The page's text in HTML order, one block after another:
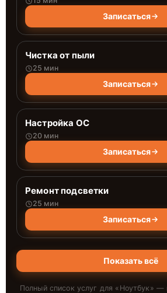
Записаться
Чистка от пыли
25 мин
Записаться
Настройка ОС
20 мин
Записаться
Ремонт подсветки
25 мин
Записаться
Показать всё
Полный список услуг для « Ноутбук » —